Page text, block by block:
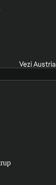
Vezi Austria